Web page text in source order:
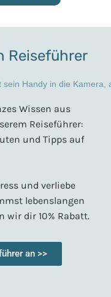
Reiseführer
Wissen aus
Reiseführer:
und Tipps auf
und verliebe
lebenslangen
wir dir 10% Rabatt.
an >>